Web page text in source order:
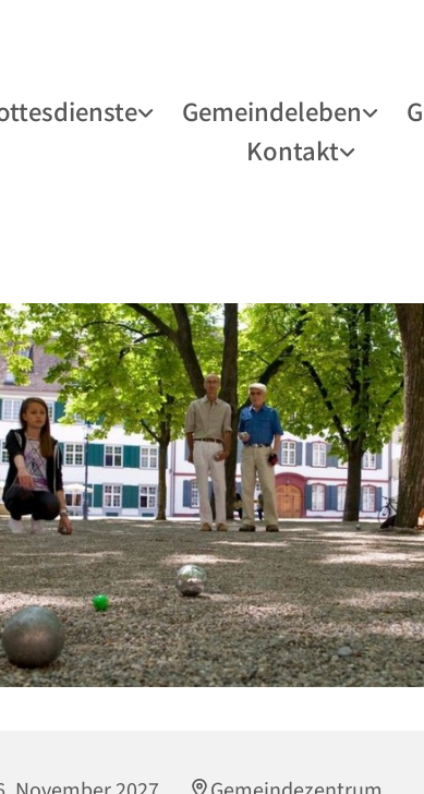
Gemeindeleben
Kontakt